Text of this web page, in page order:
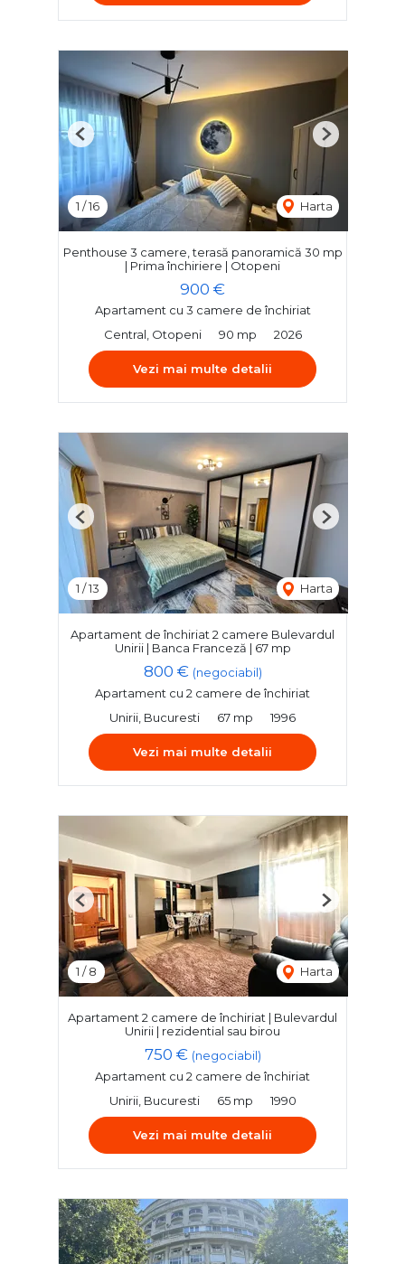
1 /16 Harta
Previous Next
Penthouse 3 camere, terasă panoramică 30 mp
| Prima închiriere | Otopeni
900 €
Apartament cu 3 camere de închiriat
Central, Otopeni
90 mp 2026
Vezi mai multe detalii
1 /13 Harta
Previous Next
Apartament de închiriat 2 camere Bulevardul
Unirii | Banca Franceză | 67 mp
800 € (negociabil)
Apartament cu 2 camere de închiriat
Unirii, Bucuresti
67 mp 1996
Vezi mai multe detalii
1 /8 Harta
Previous Next
Apartament 2 camere de închiriat | Bulevardul
Unirii | rezidential sau birou
750 € (negociabil)
Apartament cu 2 camere de închiriat
Unirii, Bucuresti
65 mp 1990
Vezi mai multe detalii